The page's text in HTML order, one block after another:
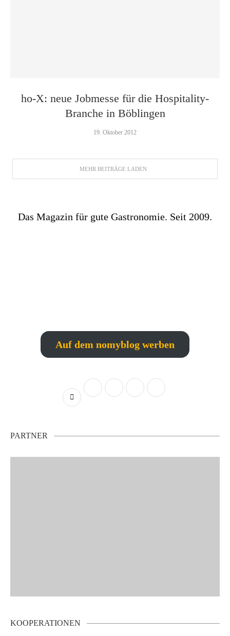
ho-X: neue Jobmesse für die Hospitality-
Branche in Böblingen
19. Oktober 2012
MEHR BEITRÄGE LADEN
Das Magazin für gute Gastronomie. Seit 2009.
Auf dem nomyblog werben
PARTNER
KOOPERATIONEN